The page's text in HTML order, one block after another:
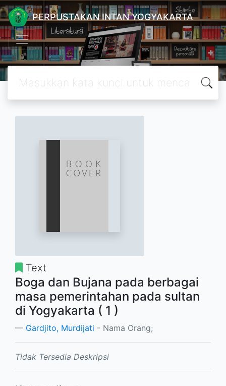
PERPUSTAKAN INTAN YOGYAKARTA
Text
Boga dan Bujana pada berbagai
masa pemerintahan pada sultan
di Yogyakarta ( 1 )
Gardjito, Murdijati - Nama Orang;
Tidak Tersedia Deskripsi